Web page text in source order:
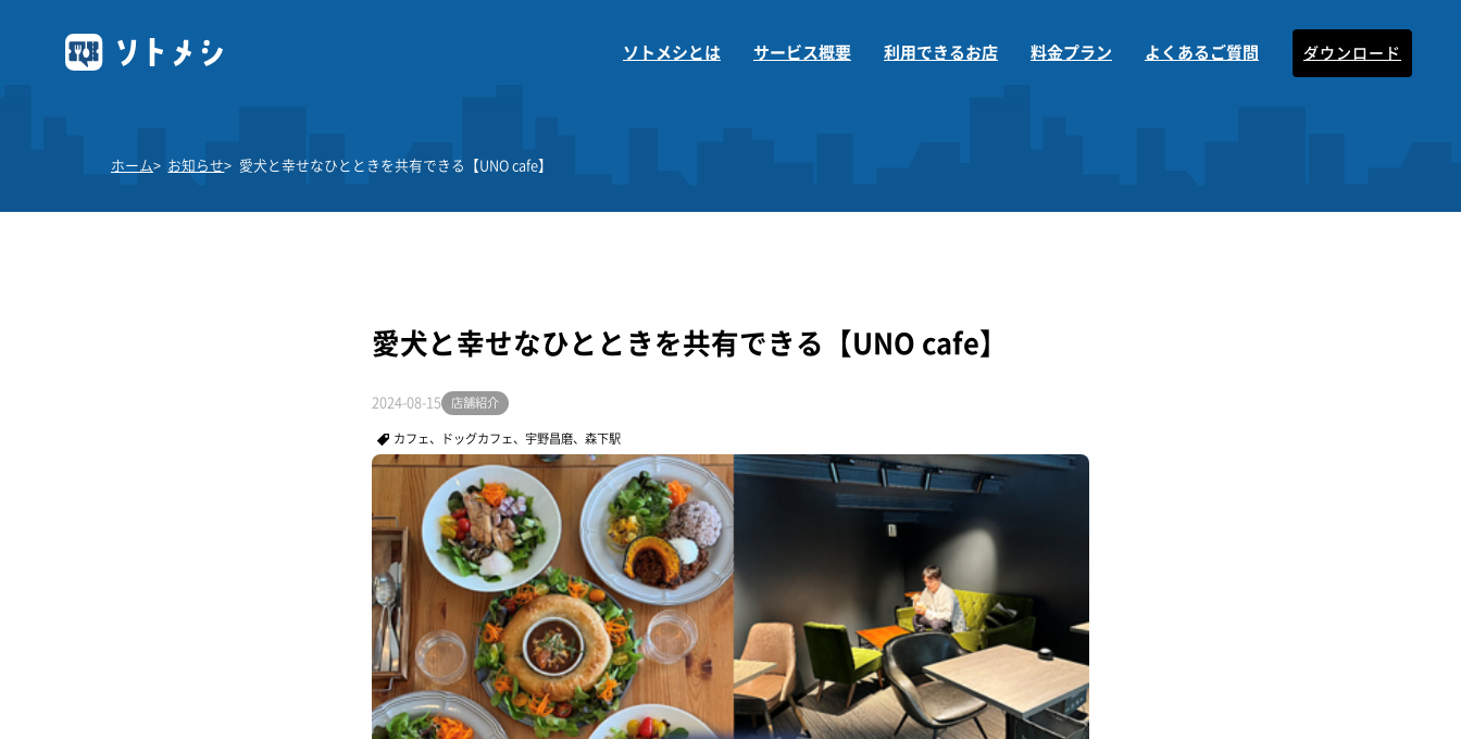
ソトメシとは サービス概要 利用できるお店 料金プラン よくあるご質問 ダウンロード
ホーム お知らせ 愛犬と幸せなひとときを共有できる【UNO cafe】
愛犬と幸せなひとときを共有できる【UNO cafe】
2024-08-15 店舗紹介
カフェ、ドッグカフェ、宇野昌磨、森下駅